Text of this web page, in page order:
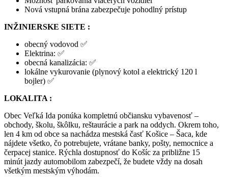
Nová vstupná brána zabezpečuje pohodlný prístup
INŽINIERSKE SIETE :
obecný vodovod ✅
Elektrina: ✅
obecná kanalizácia: ✅
lokálne vykurovanie (plynový kotol a elektrický 120 l
bojler) ✅
LOKALITA :
Obec Veľká Ida ponúka kompletnú občiansku vybavenosť –
obchody, školu, škôlku, reštaurácie a park na oddych. Okrem toho,
len 4 km od obce sa nachádza mestská časť Košice – Šaca, kde
nájdete všetko, čo potrebujete, vrátane banky, pošty, nemocnice a
čerpacej stanice. Rýchla dostupnosť do Košíc za približne 15
minút jazdy automobilom zabezpečí, že budete vždy na dosah
všetkým mestským výhodám.